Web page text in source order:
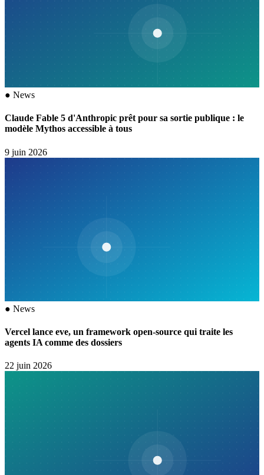
● News
Claude Fable 5 d'Anthropic prêt pour sa sortie publique : le
modèle Mythos accessible à tous
9 juin 2026
● News
Vercel lance eve, un framework open-source qui traite les
agents IA comme des dossiers
22 juin 2026